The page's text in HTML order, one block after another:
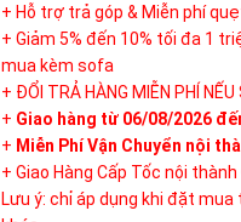
+ Hỗ trợ trả góp & Miễn phí
+ Giảm 5% đến 10% tối đa 1
mua kèm sofa
+ ĐỔI TRẢ HÀNG MIỄN PHÍ
+ Giao hàng từ 06/08/2026
+ Miễn Phí Vận Chuyển nội
+ Giao Hàng Cấp Tốc nội
Lưu ý: chỉ áp dụng khi đặt